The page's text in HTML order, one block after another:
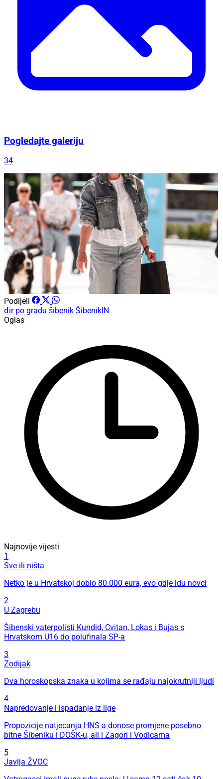
Pogledajte galeriju
34
Podijeli
đir po gradu šibenik ŠibenikIN
Oglas
Najnovije vijesti
1
Sve ili ništa
Netko je u Hrvatskoj dobio 80.000 eura, evo gdje idu novci
2
U Zagrebu
Šibenski vaterpolisti Kundid, Cvitan, Lokas i Bujas s
Hrvatskom U16 do polufinala SP-a
3
Zodijak
Dva horoskopska znaka u kojima se rađaju najokrutniji ljudi
4
Napredovanje i ispadanje iz lige
Propozicije natjecanja HNS-a donose promjene posebno
bitne Šibeniku i DOŠK-u, ali i Zagori i Vodicama
5
Javlja ŽVOC